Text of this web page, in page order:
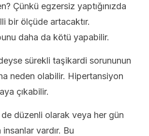
Çünkü egzersiz yaptığınızda
bir ölçüde artacaktır.
daha da kötü yapabilir.
sürekli taşikardi sorununun
neden olabilir. Hipertansiyon
çıkabilir.
düzenli olarak veya her gün
vardır. Bu